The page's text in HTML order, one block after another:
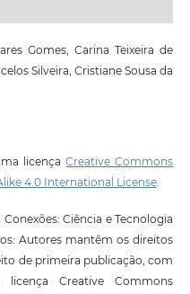
Gomes, Carina Teixeira de
Silveira, Cristiane Sousa da
licençaCreative Commons
4.0 International License.
Ciência e Tecnologia
Autores mantêm os direitos
de primeira publicação, com
Creative Commons